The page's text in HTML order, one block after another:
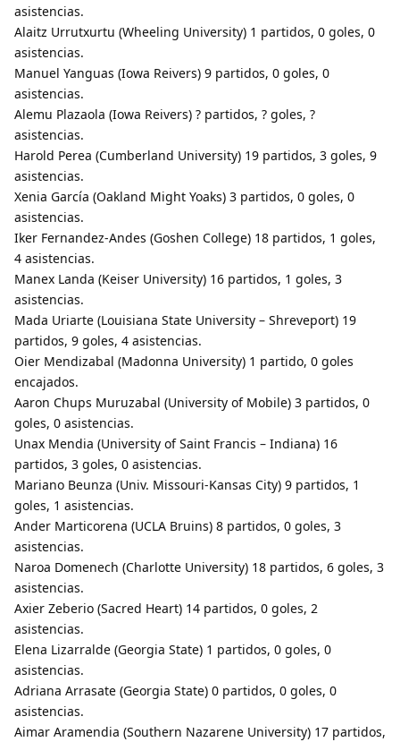
asistencias.
Alaitz Urrutxurtu (Wheeling University) 1 partidos, 0 goles, 0
asistencias.
Manuel Yanguas (Iowa Reivers) 9 partidos, 0 goles, 0
asistencias.
Alemu Plazaola (Iowa Reivers) ? partidos, ? goles, ?
asistencias.
Harold Perea (Cumberland University) 19 partidos, 3 goles, 9
asistencias.
Xenia García (Oakland Might Yoaks) 3 partidos, 0 goles, 0
asistencias.
Iker Fernandez-Andes (Goshen College) 18 partidos, 1 goles,
4 asistencias.
Manex Landa (Keiser University) 16 partidos, 1 goles, 3
asistencias.
Mada Uriarte (Louisiana State University – Shreveport) 19
partidos, 9 goles, 4 asistencias.
Oier Mendizabal (Madonna University) 1 partido, 0 goles
encajados.
Aaron Chups Muruzabal (University of Mobile) 3 partidos, 0
goles, 0 asistencias.
Unax Mendia (University of Saint Francis – Indiana) 16
partidos, 3 goles, 0 asistencias.
Mariano Beunza (Univ. Missouri-Kansas City) 9 partidos, 1
goles, 1 asistencias.
Ander Marticorena (UCLA Bruins) 8 partidos, 0 goles, 3
asistencias.
Naroa Domenech (Charlotte University) 18 partidos, 6 goles, 3
asistencias.
Axier Zeberio (Sacred Heart) 14 partidos, 0 goles, 2
asistencias.
Elena Lizarralde (Georgia State) 1 partidos, 0 goles, 0
asistencias.
Adriana Arrasate (Georgia State) 0 partidos, 0 goles, 0
asistencias.
Aimar Aramendia (Southern Nazarene University) 17 partidos,